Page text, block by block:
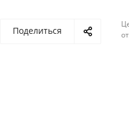
Поделиться